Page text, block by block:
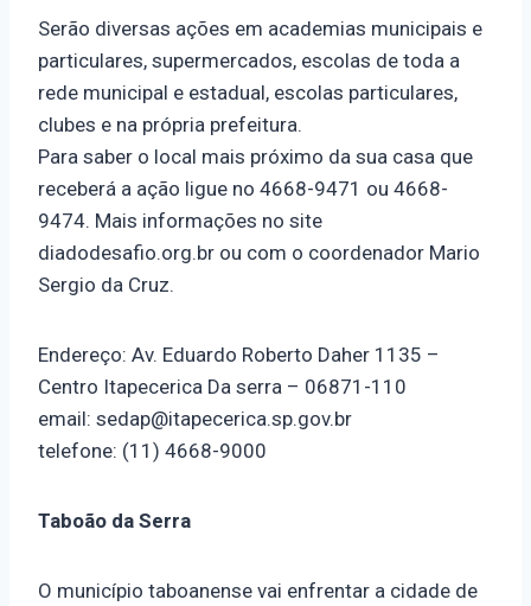
Serão diversas ações em academias municipais e
particulares, supermercados, escolas de toda a
rede municipal e estadual, escolas particulares,
clubes e na própria prefeitura.
Para saber o local mais próximo da sua casa que
receberá a ação ligue no 4668-9471 ou 4668-
9474. Mais informações no site
diadodesafio.org.br ou com o coordenador Mario
Sergio da Cruz.
Endereço: Av. Eduardo Roberto Daher 1135 –
Centro Itapecerica Da serra – 06871-110
email: sedap@itapecerica.sp.gov.br
telefone: (11) 4668-9000
Taboão da Serra
O município taboanense vai enfrentar a cidade de